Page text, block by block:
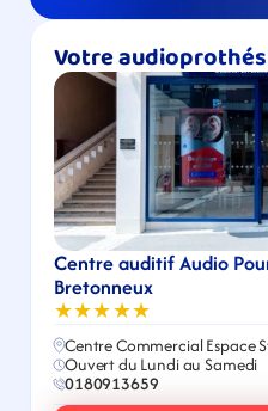
Votre
Centre auditif Audio
Bretonneux
★★★★★
Centre Commercial Espace
Ouvert du Lundi au Samedi
0180913659